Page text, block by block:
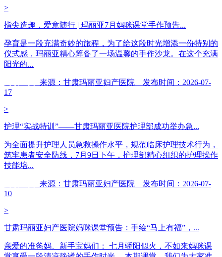
>
指尖造趣，爱意随行 | 玛丽亚7月妈咪课堂手作预告...
孕育是一段充满奇妙的旅程，为了给这段时光增添一份特别的
仪式感，玛丽亚精心筹备了一场温馨的手作沙龙。在这个充满
阳光的...
来源：甘肃玛丽亚妇产医院 发布时间：2026-07-
17
>
护理“实战特训”——甘肃玛丽亚医院护理部成功举办急...
为全面提升护理人员急救操作水平，规范临床护理技术行为，
筑牢患者安全防线，7月9日下午，护理部精心组织的护理操作
技能培...
来源：甘肃玛丽亚妇产医院 发布时间：2026-07-
10
>
甘肃玛丽亚妇产医院妈咪课堂预告：手绘“马上有福”，...
亲爱的准爸妈、新手宝妈们： 七月骄阳似火，不如来妈咪课